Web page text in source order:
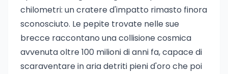
chilometri: un cratere d'impatto rimasto finora
sconosciuto. Le pepite trovate nelle sue
brecce raccontano una collisione cosmica
avvenuta oltre 100 milioni di anni fa, capace di
scaraventare in aria detriti pieni d'oro che poi